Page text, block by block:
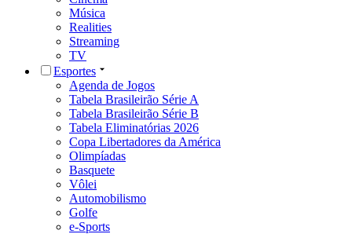
Música
Realities
Streaming
TV
Esportes
Agenda de Jogos
Tabela Brasileirão Série A
Tabela Brasileirão Série B
Tabela Eliminatórias 2026
Copa Libertadores da América
Olimpíadas
Basquete
Vôlei
Automobilismo
Golfe
e-Sports